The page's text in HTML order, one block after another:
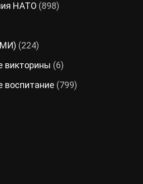
НАТО (898)
(224)
викторины (6)
воспитание (799)